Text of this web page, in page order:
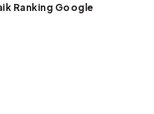
Ranking Google